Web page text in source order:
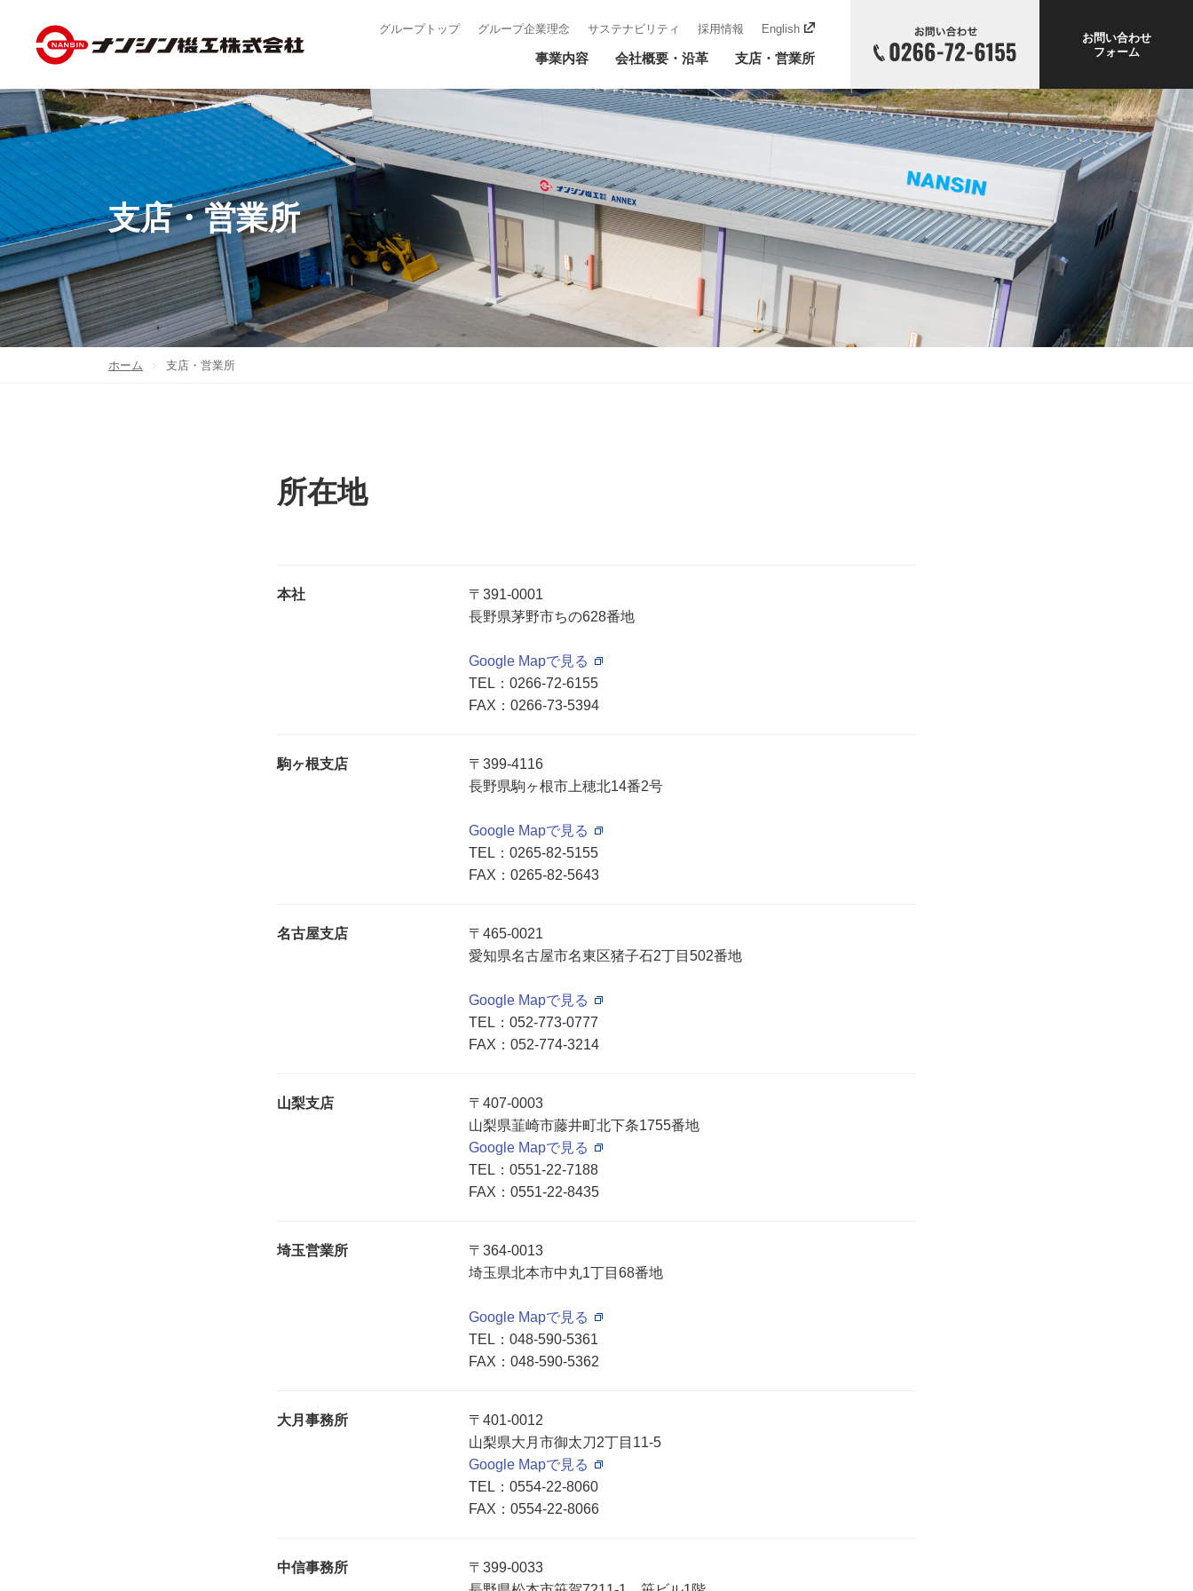
グループトップ グループ企業理念 サステナビリティ 採用情報 English
事業内容 会社概要・沿革 支店・営業所
お問い合わせ
フォーム
支店・営業所
ホーム 支店・営業所
所在地
本社
〒391-0001
長野県茅野市ちの628番地
Google Mapで見る
TEL： 0266-72-6155
FAX：0266-73-5394
駒ヶ根支店
〒399-4116
長野県駒ヶ根市上穂北14番2号
Google Mapで見る
TEL： 0265-82-5155
FAX：0265-82-5643
名古屋支店
〒465-0021
愛知県名古屋市名東区猪子石2丁目502番地
Google Mapで見る
TEL： 052-773-0777
FAX：052-774-3214
山梨支店
〒407-0003
山梨県韮崎市藤井町北下条1755番地
Google Mapで見る
TEL： 0551-22-7188
FAX：0551-22-8435
埼玉営業所
〒364-0013
埼玉県北本市中丸1丁目68番地
Google Mapで見る
TEL： 048-590-5361
FAX：048-590-5362
大月事務所
〒401-0012
山梨県大月市御太刀2丁目11-5
Google Mapで見る
TEL： 0554-22-8060
FAX：0554-22-8066
中信事務所
〒399-0033